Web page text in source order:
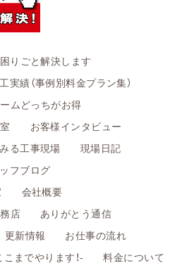
りごと解決します
実績（事例別料金プラン集）
ムどっちがお得
お客様インタビュー
る工事現場
現場日記
フブログ
会社概要
店
ありがとう通信
更新情報
お仕事の流れ
までやります！-
料金について